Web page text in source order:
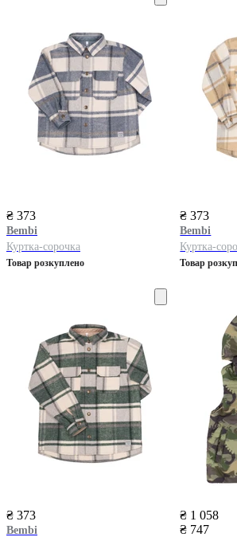
₴ 373
Bembi
Куртка-сорочка
Товар розкуплено
₴ 373
Bembi
Куртка-
Товар
₴ 373
Bembi
₴ 1 058
₴ 747